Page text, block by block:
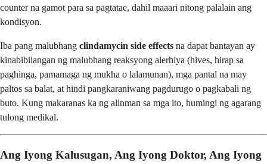
counter na gamot para sa pagtatae, dahil maaari nitong palalain ang
kondisyon.
Iba pang malubhang clindamycin side effects na dapat bantayan ay
kinabibilangan ng malubhang reaksyong alerhiya (hives, hirap sa
paghinga, pamamaga ng mukha o lalamunan), mga pantal na may
paltos sa balat, at hindi pangkaraniwang pagdurugo o pagkabali ng
buto. Kung makaranas ka ng alinman sa mga ito, humingi ng agarang
tulong medikal.
Ang Iyong Kalusugan, Ang Iyong Doktor, Ang Iyong